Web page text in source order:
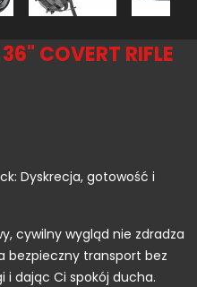
COVERT RIFLE
Dyskrecja, gotowość i
cywilny wygląd nie zdradza
bezpieczny transport bez
i dając Ci spokój ducha.